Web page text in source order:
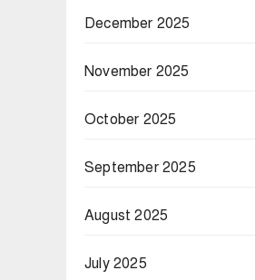
December 2025
November 2025
October 2025
September 2025
August 2025
July 2025